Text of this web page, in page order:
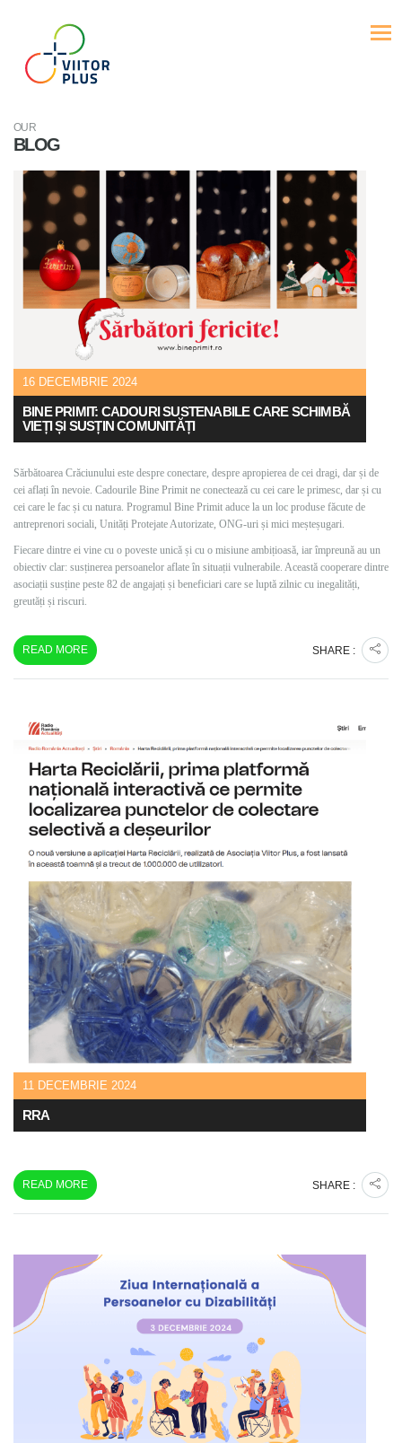
OUR
BLOG
16 DECEMBRIE 2024
BINE PRIMIT: CADOURI SUSTENABILE CARE SCHIMBĂ
VIEȚI ȘI SUSȚIN COMUNITĂȚI
Sărbătoarea Crăciunului este despre conectare, despre apropierea de cei dragi, dar și de
cei aflați în nevoie. Cadourile Bine Primit ne conectează cu cei care le primesc, dar și cu
cei care le fac și cu natura. Programul Bine Primit aduce la un loc produse făcute de
antreprenori sociali, Unități Protejate Autorizate, ONG-uri și mici meșteșugari.
Fiecare dintre ei vine cu o poveste unică și cu o misiune ambițioasă, iar împreună au un
obiectiv clar: susținerea persoanelor aflate în situații vulnerabile. Această cooperare dintre
asociații susține peste 82 de angajați și beneficiari care se luptă zilnic cu inegalități,
greutăți și riscuri.
READ MORE SHARE :
11 DECEMBRIE 2024
RRA
READ MORE SHARE :